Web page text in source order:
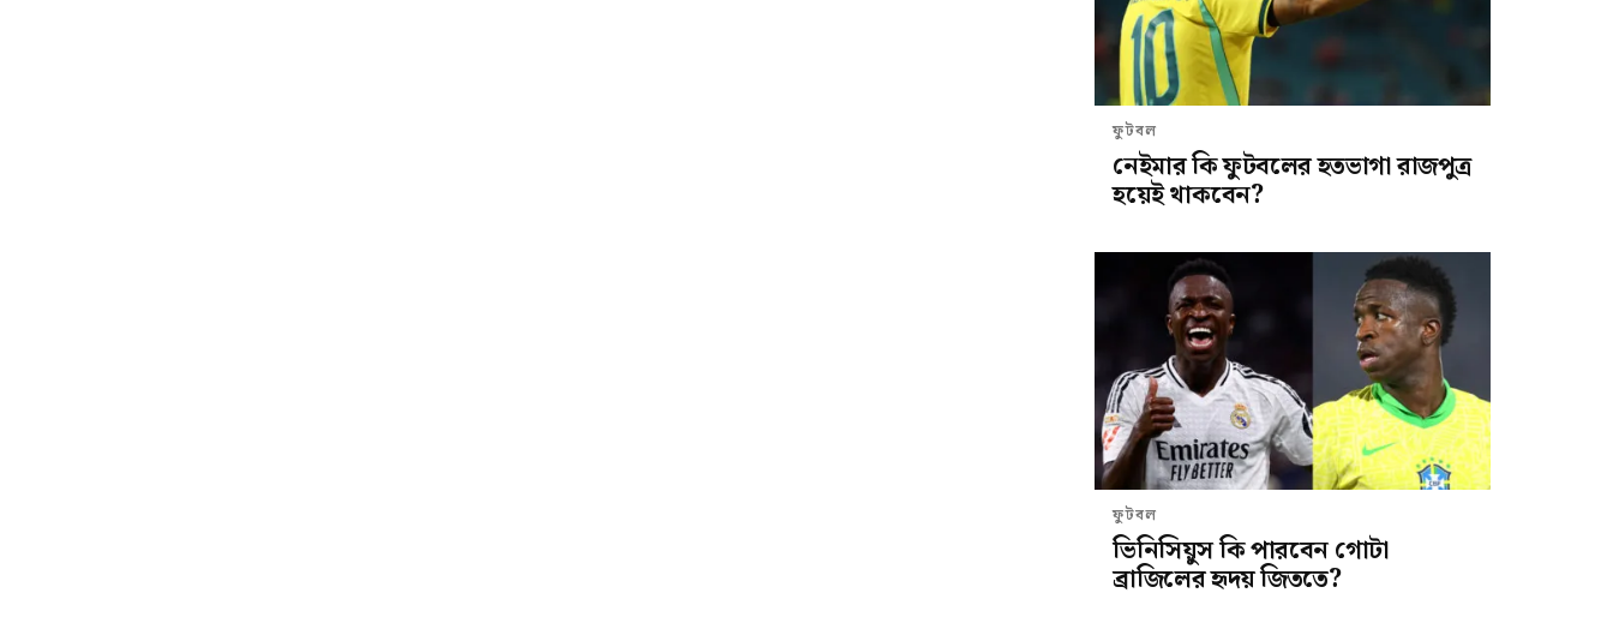
ফুটবল
নেইমার কি ফুটবলের হতভাগা রাজপুত্র
হয়েই থাকবেন?
ফুটবল
ভিনিসিয়ুস কি পারবেন গোটা
ব্রাজিলের হৃদয় জিততে?